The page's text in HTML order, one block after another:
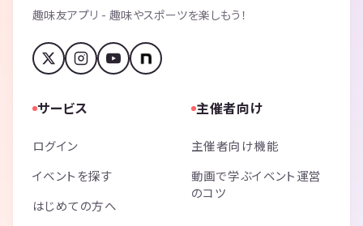
趣味友アプリ - 趣味やスポーツを楽しもう！
サービス
ログイン
イベントを探す
はじめての方へ
主催者向け
主催者向け機能
動画で学ぶイベント運営
のコツ